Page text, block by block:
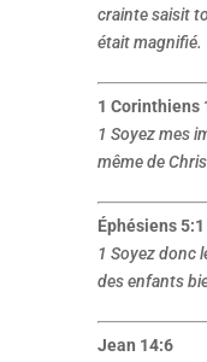
crainte saisit
était magnifié.
1 Corinthiens
1 Soyez mes
même de
Éphésiens 5:1
1 Soyez donc
des enfants
Jean 14:6